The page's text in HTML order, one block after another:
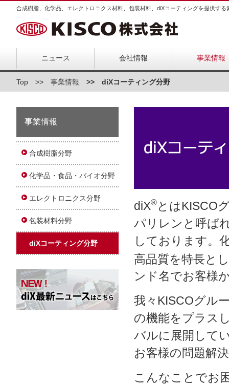
合成樹脂、化学品、エレクトロニクス材料、包装材料、diXコーティングを提供する
ニュース 会社情報 事業情報
Top 事業情報 diXコーティング分野
diX® とはKISCO
パリレンと呼ば
しております。
高品質を特長と
ンド名でお客様
我々KISCOグル
の機能をプラス
バルに展開して
お客様の問題解
こんなことでお
事業情報
合成樹脂分野
化学品・食品・バイオ分野
エレクトロニクス分野
包装材料分野
diXコーティング分野